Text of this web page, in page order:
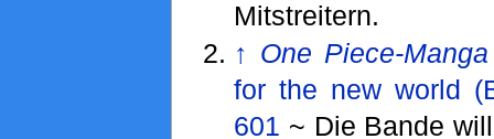
Mitstreitern.
↑ One Piece-Manga
for the new world
601 ~ Die Bande